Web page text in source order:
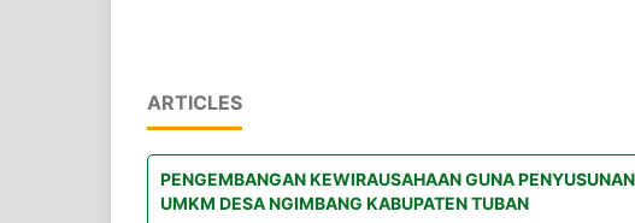
ARTICLES
PENGEMBANGAN KEWIRAUSAHAAN GUNA
UMKM DESA NGIMBANG KABUPATEN TUBAN